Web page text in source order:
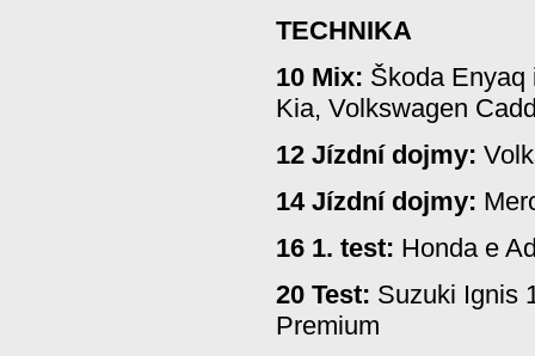
TECHNIKA
10 Mix: Škoda Enyaq
Kia, Volkswagen
12 Jízdní dojmy:
14 Jízdní dojmy:
16 1. test: Honda e
20 Test: Suzuki Ignis
Premium